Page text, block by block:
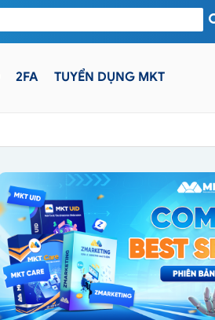
2FA TUYỂN DỤNG MKT